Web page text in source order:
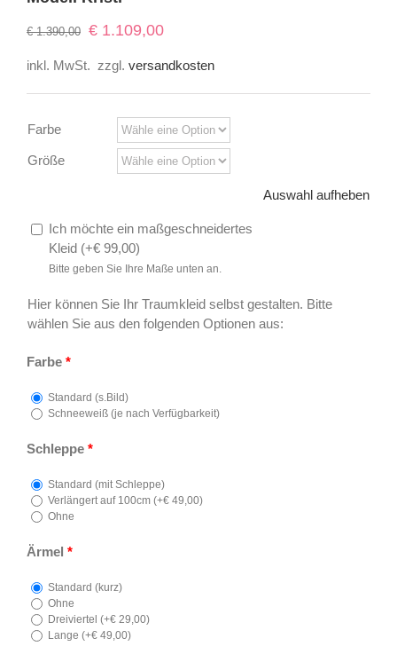
€1.390,00 Ursprünglicher
war:
€ 1.109,00Aktueller
ist:
inkl. MwSt. zzgl. versandkosten
Farbe
Größe
Auswahl aufheben
Ich möchte ein maßgeschneidertes
Kleid (+€ 99,00)
Bitte geben Sie Ihre Maße unten an.
Hier können Sie Ihr Traumkleid selbst gestalten. Bitte
wählen Sie aus den folgenden Optionen aus:
Farbe *
Standard (s.Bild)
Schneeweiß (je nach Verfügbarkeit)
Schleppe *
Standard (mit Schleppe)
Verlängert auf 100cm (+€ 49,00)
Ohne
Ärmel *
Standard (kurz)
Ohne
Dreiviertel (+€ 29,00)
Lange (+€ 49,00)